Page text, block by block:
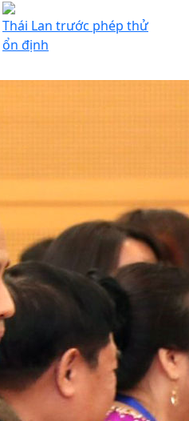
Thái Lan trước phép thử
ổn định